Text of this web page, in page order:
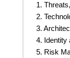
1.
2.
3.
4. Identity
5. Risk